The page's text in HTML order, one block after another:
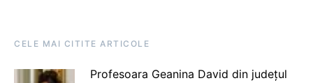
CELE MAI CITITE ARTICOLE
Profesoara Geanina David din județul